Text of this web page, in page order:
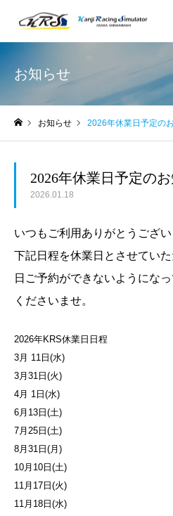
お知らせ
お知らせ 2026年休業日予定の
2026年休業日予定の
2026.01.18
いつもご利用ありがとうござい
下記日程を休業日とさせてい
日ご予約ができないようにな
くださいませ。
2026年KRS休業日日程
3月 11日(水)
3月31日(火)
4月 1日(水)
6月13日(土)
7月25日(土)
8月31日(月)
10月10日(土)
11月17日(火)
11月18日(水)